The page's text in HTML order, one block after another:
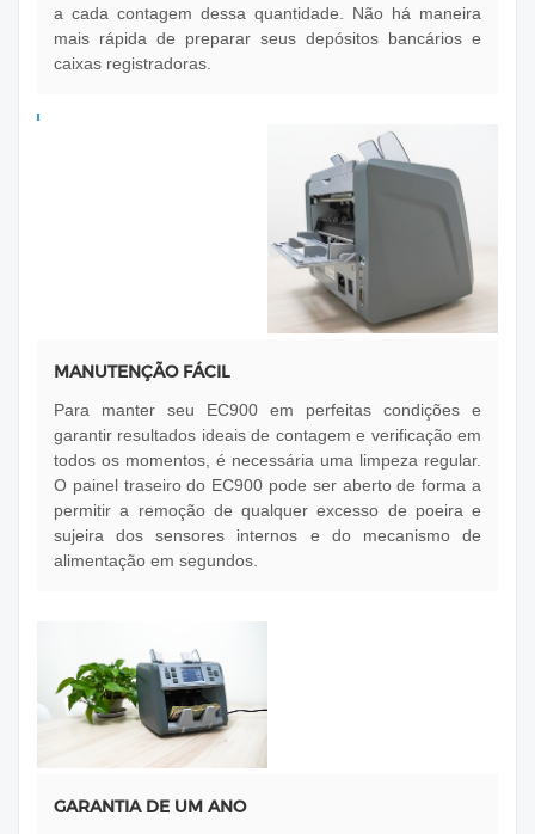
a cada contagem dessa quantidade. Não há maneira
mais rápida de preparar seus depósitos bancários e
caixas registradoras.
MANUTENÇÃO FÁCIL
Para manter seu EC900 em perfeitas condições e
garantir resultados ideais de contagem e verificação em
todos os momentos, é necessária uma limpeza regular.
O painel traseiro do EC900 pode ser aberto de forma a
permitir a remoção de qualquer excesso de poeira e
sujeira dos sensores internos e do mecanismo de
alimentação em segundos.
GARANTIA DE UM ANO